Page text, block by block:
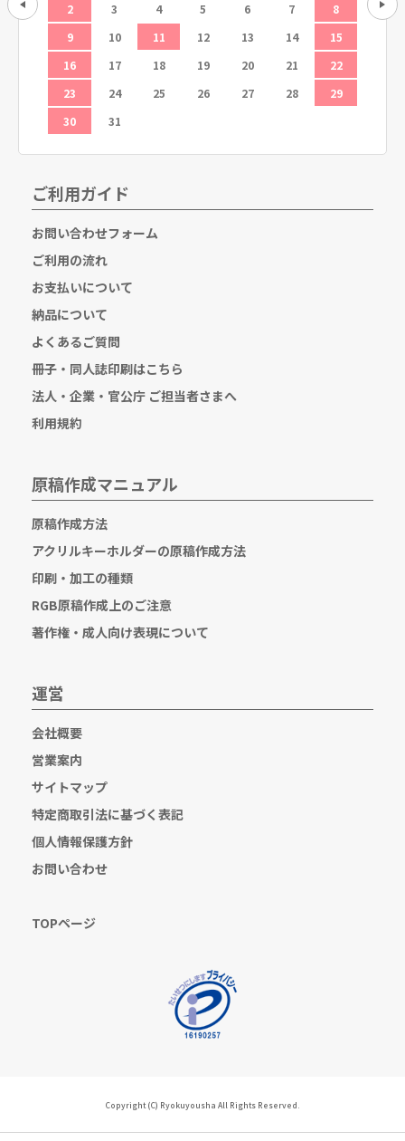
12
2
3 4 5 6 7
8
9
10 11 12 13 14
15
16
17 18 19 20 21
22
23
24 25 26 27 28
29
30
31
6
ご利用ガイド
お問い合わせフォーム
ご利用の流れ
お支払いについて
納品について
よくあるご質問
冊子・同人誌印刷はこちら
法人・企業・官公庁 ご担当者さまへ
利用規約
原稿作成マニュアル
原稿作成方法
アクリルキーホルダーの原稿作成方法
印刷・加工の種類
RGB原稿作成上のご注意
著作権・成人向け表現について
運営
会社概要
営業案内
サイトマップ
特定商取引法に基づく表記
個人情報保護方針
お問い合わせ
TOPページ
Copyright (C) Ryokuyousha All Rights Reserved.